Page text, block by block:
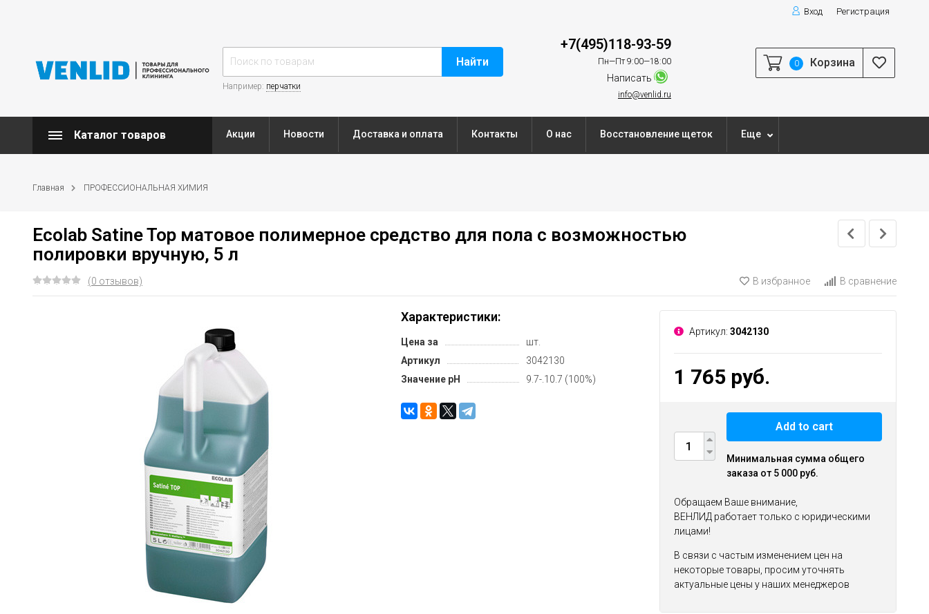
Вход Регистрация
Найти
Например: перчатки
+7(495)118-93-59
Пн—Пт 9:00—18:00
Написать
info@venlid.ru
0 Корзина
Каталог товаров Акции Новости Доставка и оплата Контакты О нас Восстановление щеток Еще
Главная ПРОФЕССИОНАЛЬНАЯ ХИМИЯ
Ecolab Satine Top матовое полимерное средство для пола с возможностью
полировки вручную, 5 л
(0 отзывов) В избранное В сравнение
Характеристики:
Цена за
шт.
Артикул
3042130
Значение pH
9.7-.10.7 (100%)
Артикул: 3042130
1 765 руб.
Add to cart
Минимальная сумма общего
заказа от 5 000 руб.
Обращаем Ваше внимание,
ВЕНЛИД работает только с юридическими
лицами!
В связи с частым изменением цен на
некоторые товары, просим уточнять
актуальные цены у наших менеджеров